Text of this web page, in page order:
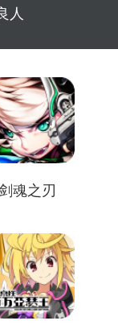
人
魂之刃